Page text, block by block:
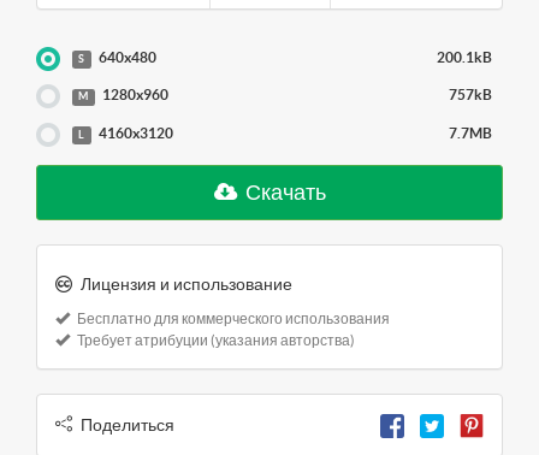
S 640x480 200.1kB
M 1280x960 757kB
4160x3120 7.7MB
Скачать
Лицензия и использование
Бесплатно для коммерческого использования
Требует атрибуции (указания авторства)
Поделиться